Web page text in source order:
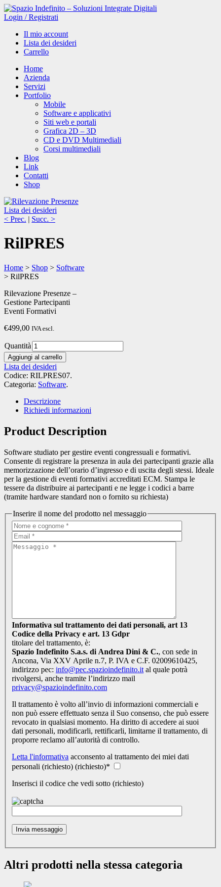
Login /Registrati
Il mio account
Lista dei desideri
Carrello
Home
Azienda
Servizi
Portfolio
Mobile
Software e applicativi
Siti web e portali
Grafica 2D – 3D
CD e DVD Multimediali
Corsi multimediali
Blog
Link
Contatti
Shop
Lista dei desideri
< Prec. | Succ. >
RilPRES
Home > Shop > Software
> RilPRES
Rilevazione Presenze –
Gestione Partecipanti
Eventi Formativi
€499,00 IVA escl.
Quantità
Aggiungi al carrello
Lista dei desideri
Codice: RILPRES07.
Categoria: Software.
Descrizione
Richiedi informazioni
Product Description
Software studiato per gestire eventi congressuali e formativi.
Consente di registrare la presenza in aula dei partecipanti grazie alla
memorizzazione dell’orario d’ingresso e di uscita degli stessi. Ideale
per la gestione di eventi formativi accreditati ECM. Stampa le
tessere da distribuire ai partecipanti e ne legge i codici a barre
(tramite hardware standard non o fornito su richiesta)
Inserire il nome del prodotto nel messaggio
Informativa sul trattamento dei dati personali, art 13
Codice della Privacy e art. 13 Gdpr
titolare del trattamento, è:
Spazio Indefinito S.a.s. di Andrea Dini & C., con sede in
Ancona, Via XXV Aprile n.7, P. IVA e C.F. 02009610425,
indirizzo pec: info@pec.spazioindefinito.it al quale potrà
rivolgersi, anche tramite l’indirizzo mail
privacy@spazioindefinito.com
Il trattamento è volto all’invio di informazioni commerciali e
non può essere effettuato senza il Suo consenso, che può essere
revocato in qualsiasi momento. Ha diritto di accedere ai suoi
dati personali, modificarli, rettificarli, limitarne il trattamento, di
proporre reclamo all’autorità di controllo.
Letta l'informativa acconsento al trattamento dei miei dati
personali (richiesto) (richiesto)*
Inserisci il codice che vedi sotto (richiesto)
Altri prodotti nella stessa categoria